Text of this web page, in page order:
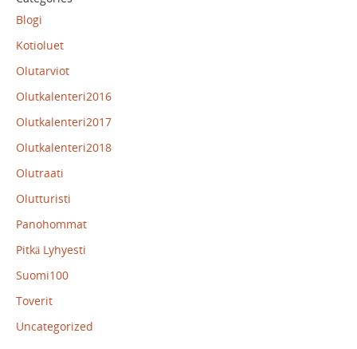
Blogi
Kotioluet
Olutarviot
Olutkalenteri2016
Olutkalenteri2017
Olutkalenteri2018
Olutraati
Olutturisti
Panohommat
Pitkä Lyhyesti
Suomi100
Toverit
Uncategorized